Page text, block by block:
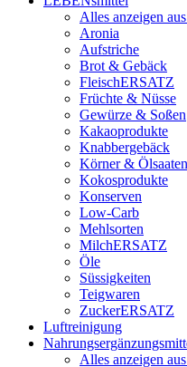
Alles anzeigen
Aronia
Aufstriche
Brot & Gebäck
FleischERSATZ
Früchte & Nüsse
Gewürze & Soßen
Kakaoprodukte
Knabbergebäck
Körner & Ölsaaten
Kokosprodukte
Konserven
Low-Carb
Mehlsorten
MilchERSATZ
Öle
Süssigkeiten
Teigwaren
ZuckerERSATZ
Luftreinigung
Alles anzeigen